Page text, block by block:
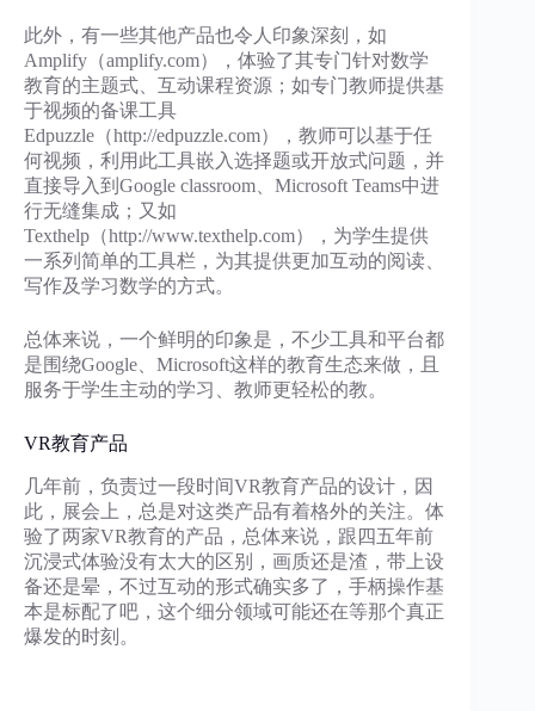
此外，有一些其他产品也令人印象深刻，如
Amplify（amplify.com），体验了其专门针对数学
教育的主题式、互动课程资源；如专门教师提供基
于视频的备课工具
Edpuzzle（http://edpuzzle.com），教师可以基于任
何视频，利用此工具嵌入选择题或开放式问题，并
直接导入到Google classroom、Microsoft Teams中进
行无缝集成；又如
Texthelp（http://www.texthelp.com），为学生提供
一系列简单的工具栏，为其提供更加互动的阅读、
写作及学习数学的方式。
总体来说，一个鲜明的印象是，不少工具和平台都
是围绕Google、Microsoft这样的教育生态来做，且
服务于学生主动的学习、教师更轻松的教。
VR教育产品
几年前，负责过一段时间VR教育产品的设计，因
此，展会上，总是对这类产品有着格外的关注。体
验了两家VR教育的产品，总体来说，跟四五年前
沉浸式体验没有太大的区别，画质还是渣，带上设
备还是晕，不过互动的形式确实多了，手柄操作基
本是标配了吧，这个细分领域可能还在等那个真正
爆发的时刻。